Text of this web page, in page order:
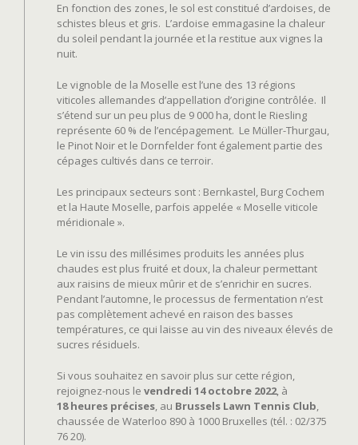
En fonction des zones, le sol est constitué d’ardoises, de
schistes bleus et gris. L’ardoise emmagasine la chaleur
du soleil pendant la journée et la restitue aux vignes la
nuit.
Le vignoble de la Moselle est l’une des 13 régions
viticoles allemandes d’appellation d’origine contrôlée. Il
s’étend sur un peu plus de 9 000 ha, dont le Riesling
représente 60 % de l’encépagement. Le Müller-Thurgau,
le Pinot Noir et le Dornfelder font également partie des
cépages cultivés dans ce terroir.
Les principaux secteurs sont : Bernkastel, Burg Cochem
et la Haute Moselle, parfois appelée « Moselle viticole
méridionale ».
Le vin issu des millésimes produits les années plus
chaudes est plus fruité et doux, la chaleur permettant
aux raisins de mieux mûrir et de s’enrichir en sucres.
Pendant l’automne, le processus de fermentation n’est
pas complètement achevé en raison des basses
températures, ce qui laisse au vin des niveaux élevés de
sucres résiduels.
Si vous souhaitez en savoir plus sur cette région,
rejoignez-nous le vendredi 14 octobre 2022, à
18 heures précises, au Brussels Lawn Tennis Club,
chaussée de Waterloo 890 à 1000 Bruxelles (tél. : 02/375
76 20).